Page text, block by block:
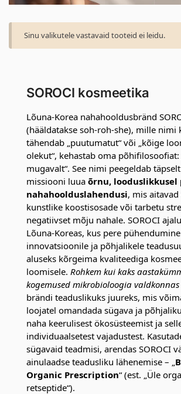
Sinu valikutele vastavaid tooteid ei leidu.
SOROCI kosmeetika
Lõuna-Korea nahahooldusbränd
(hääldatakse soh-roh-she), mille nimi
tähendab „puutumatut“ või „kõige
olekut“, kehastab oma põhifilosoofiat:
mugavalt“. See nimi peegeldab
missiooni luua õrnu, looduslikkusel
nahahoolduslahendusi, mis
kunstlike koostisosade või tarbetu
negatiivset mõju nahale. SOROCI
Lõuna-Koreas, kus pere pühendumine
innovatsioonile ja põhjalikele
aluseks kõrgeima kvaliteediga
loomisele. Rohkem kui kaks
kogemused mikrobioloogia valdkonnas
brändi teaduslikuks juureks, mis
loojatel omandada sügava ja
naha keerulisest ökosüsteemist ja
individuaalsetest vajadustest.
sügavaid teadmisi, arendas SOROCI
ainulaadse teadusliku lähenemise – „
Organic Prescription“ (est. „Üle
retseptide“).